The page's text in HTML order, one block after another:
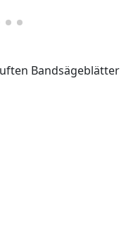
Bandsägeblätter